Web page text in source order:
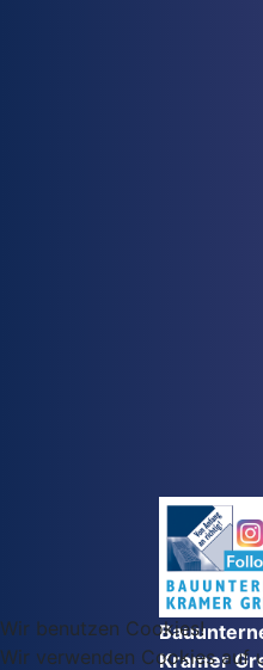
Kramer
Wir benutzen Cookies!
Wir verwenden Cookies auf